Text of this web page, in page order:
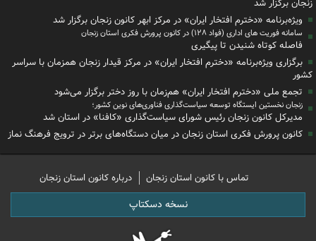
زنجان برگزار شد
ویژه‌برنامه «دخترم افتخار ایران» در مرکز ابهر کانون زنجان برگزار شد
سامانه فوریت های اداری (فواد ۱۲۸) در کانون پرورش فکری استان زنجان
فاصله کوتاه شنیدن تا پیگیری
برگزاری ویژه‌برنامه «دخترم افتخار ایران» در مرکز قیدار زنجان همزمان با سراسر
کشور
تجمع ملی «دخترم افتخار ایران» هم‌زمان با روز دختر برگزار می‌شود
زنجان نخستین ایستگاه توسعه سیاست‌گذاری فناوری‌های نوین کشور؛
مدیرکل کانون زنجان رئیس شورای سیاست‌گذاری «کافنا» در استان شد
کانون پرورش فکری استان زنجان در میان دستگاه‌های برتر در ترویج فرهنگ نماز
تماس با کانون استان زنجان درباره کانون استان زنجان
نسخه دسکتاپ